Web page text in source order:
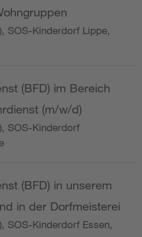
SOS-Kinderdorf Lippe,
(BFD) im Bereich
(m/w/d)
SOS-Kinderdorf
(BFD) in unserem
in der Dorfmeisterei
SOS-Kinderdorf Essen,